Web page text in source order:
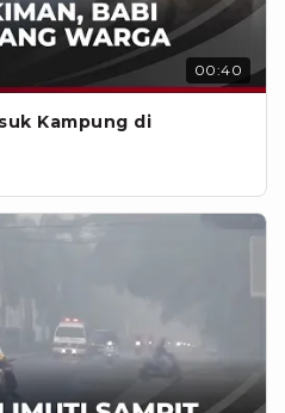
00:40
Kampung di